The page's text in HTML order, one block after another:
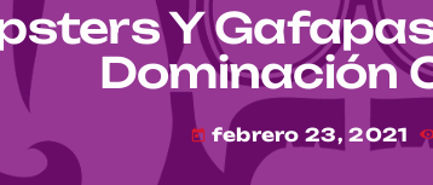
Y
Dominación
today febrero 23, 2021